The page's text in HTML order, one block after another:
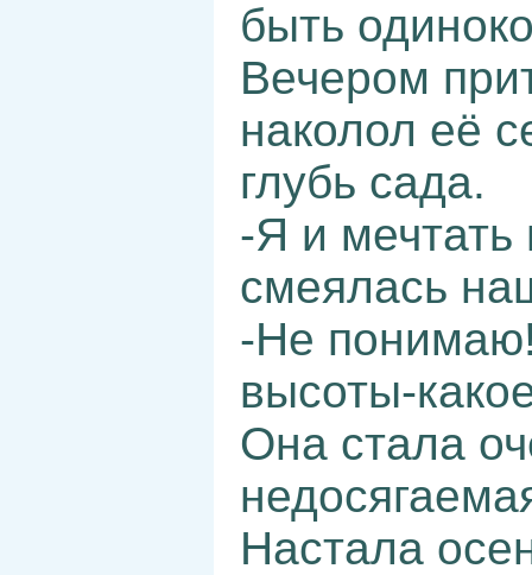
быть
Вечером
наколол её
глубь сада.
-Я и мечтать
смеялась
-Не
высоты-
Она стала
Настала